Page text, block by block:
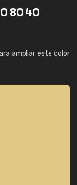
80 40
ampliar este color